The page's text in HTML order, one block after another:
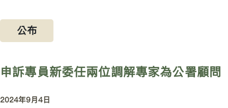
公布
申訴專員新委任兩位調解專家為公署顧問
2024年9月4日